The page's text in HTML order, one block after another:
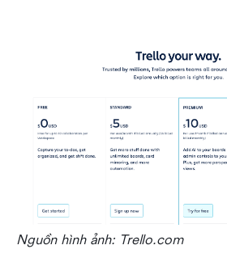
Nguồn hình ảnh: Trello.com